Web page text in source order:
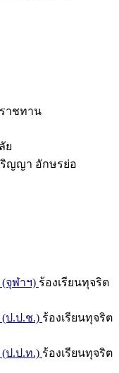
าชทาน
ย
ญญา อักษรย่อ
จุฬาฯ) ร้องเรียนทุจริต
ป.ป.ช.) ร้องเรียนทุจริต
ป.ป.ท.) ร้องเรียนทุจริต